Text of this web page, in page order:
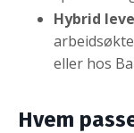
Hybrid
eller hos
Hvem